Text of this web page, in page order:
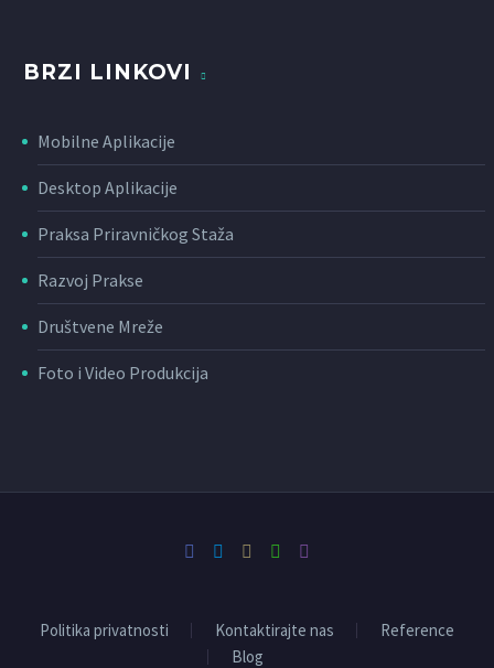
BRZI LINKOVI
Mobilne Aplikacije
Desktop Aplikacije
Praksa Priravničkog Staža
Razvoj Prakse
Društvene Mreže
Foto i Video Produkcija
Politika privatnosti Kontaktirajte nas
Reference
Blog